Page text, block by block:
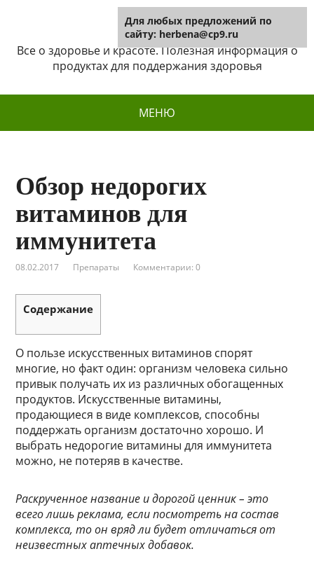
Herbena
Все о здоровье и красоте. Полезная информация о
продуктах для поддержания здоровья
МЕНЮ
Обзор недорогих
витаминов для
иммунитета
08.02.2017 Препараты Комментарии: 0
Содержание
О пользе искусственных витаминов спорят
многие, но факт один: организм человека сильно
привык получать их из различных обогащенных
продуктов. Искусственные витамины,
продающиеся в виде комплексов, способны
поддержать организм достаточно хорошо. И
выбрать недорогие витамины для иммунитета
можно, не потеряв в качестве.
Раскрученное название и дорогой ценник – это
всего лишь реклама, если посмотреть на состав
комплекса, то он вряд ли будет отличаться от
неизвестных аптечных добавок.
Для любых предложений по
сайту: herbena@cp9.ru